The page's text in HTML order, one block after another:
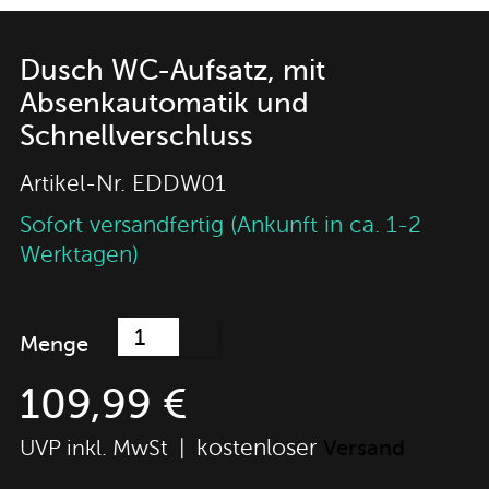
Dusch WC-Aufsatz, mit
Absenkautomatik und
Schnellverschluss
Artikel-Nr. EDDW01
Sofort versandfertig (Ankunft in ca. 1-2
Werktagen)
Menge
109,99 €
UVP inkl. MwSt | kostenloser